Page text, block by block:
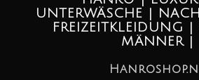
UNTERWÄSCHE |
FREIZEITKLEIDUNG |
MÄNNER |